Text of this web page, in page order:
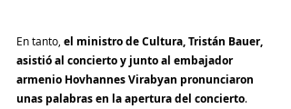
En tanto, el ministro de Cultura, Tristán Bauer,
asistió al concierto y junto al embajador
armenio Hovhannes Virabyan pronunciaron
unas palabras en la apertura del concierto.